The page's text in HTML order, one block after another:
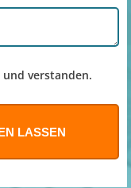
und verstanden.